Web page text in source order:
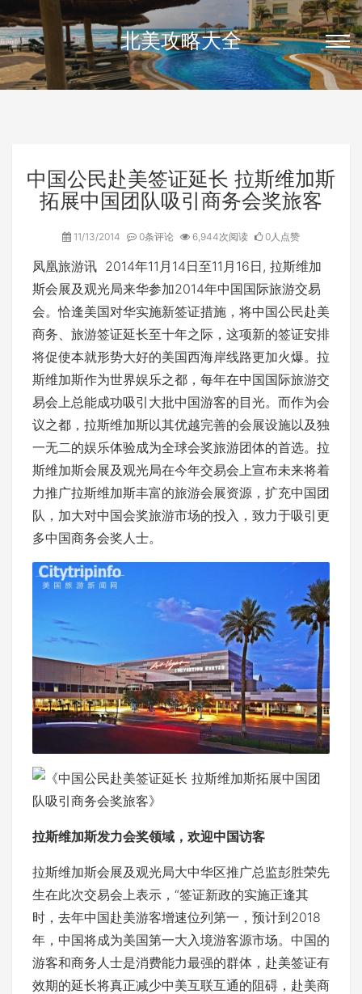
北美攻略大全
中国公民赴美签证延长 拉斯维加斯
拓展中国团队吸引商务会奖旅客
11/13/2014 0条评论 6,944次阅读 0人点赞
凤凰旅游讯 2014年11月14日至11月16日, 拉斯维加
斯会展及观光局来华参加2014年中国国际旅游交易
会。恰逢美国对华实施新签证措施，将中国公民赴美
商务、旅游签证延长至十年之际，这项新的签证安排
将促使本就形势大好的美国西海岸线路更加火爆。拉
斯维加斯作为世界娱乐之都，每年在中国国际旅游交
易会上总能成功吸引大批中国游客的目光。而作为会
议之都，拉斯维加斯以其优越完善的会展设施以及独
一无二的娱乐体验成为全球会奖旅游团体的首选。拉
斯维加斯会展及观光局在今年交易会上宣布未来将着
力推广拉斯维加斯丰富的旅游会展资源，扩充中国团
队，加大对中国会奖旅游市场的投入，致力于吸引更
多中国商务会奖人士。
拉斯维加斯发力会奖领域，欢迎中国访客
拉斯维加斯会展及观光局大中华区推广总监彭胜荣先
生在此次交易会上表示，“签证新政的实施正逢其
时，去年中国赴美游客增速位列第一，预计到2018
年，中国将成为美国第一大入境游客源市场。中国的
游客和商务人士是消费能力最强的群体，赴美签证有
效期的延长将真正减少中美互联互通的阻碍，赴美商